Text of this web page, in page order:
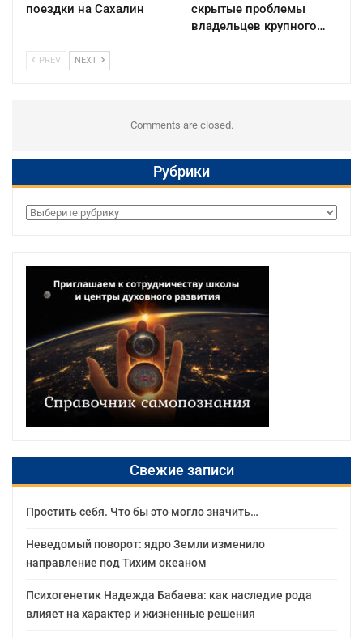
поездки на Сахалин
скрытые проблемы
владельцев крупного…
PREV NEXT
Comments are closed.
Рубрики
Рубрики
Свежие записи
Простить себя. Что бы это могло значить…
Неведомый поворот: ядро Земли изменило
направление под Тихим океаном
Психогенетик Надежда Бабаева: как наследие рода
влияет на характер и жизненные решения